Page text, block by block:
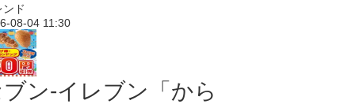
ンド
08-04 11:30
ン‐イレブン「から